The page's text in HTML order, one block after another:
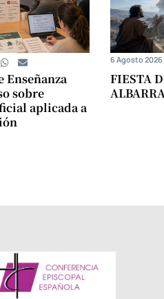
Enseñanza
sobre
aplicada a
FIESTA
6 Agosto 2026